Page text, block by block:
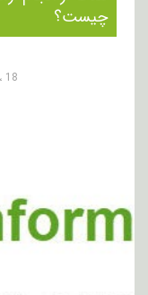
چیست؟
18 ، 06 ، 1400